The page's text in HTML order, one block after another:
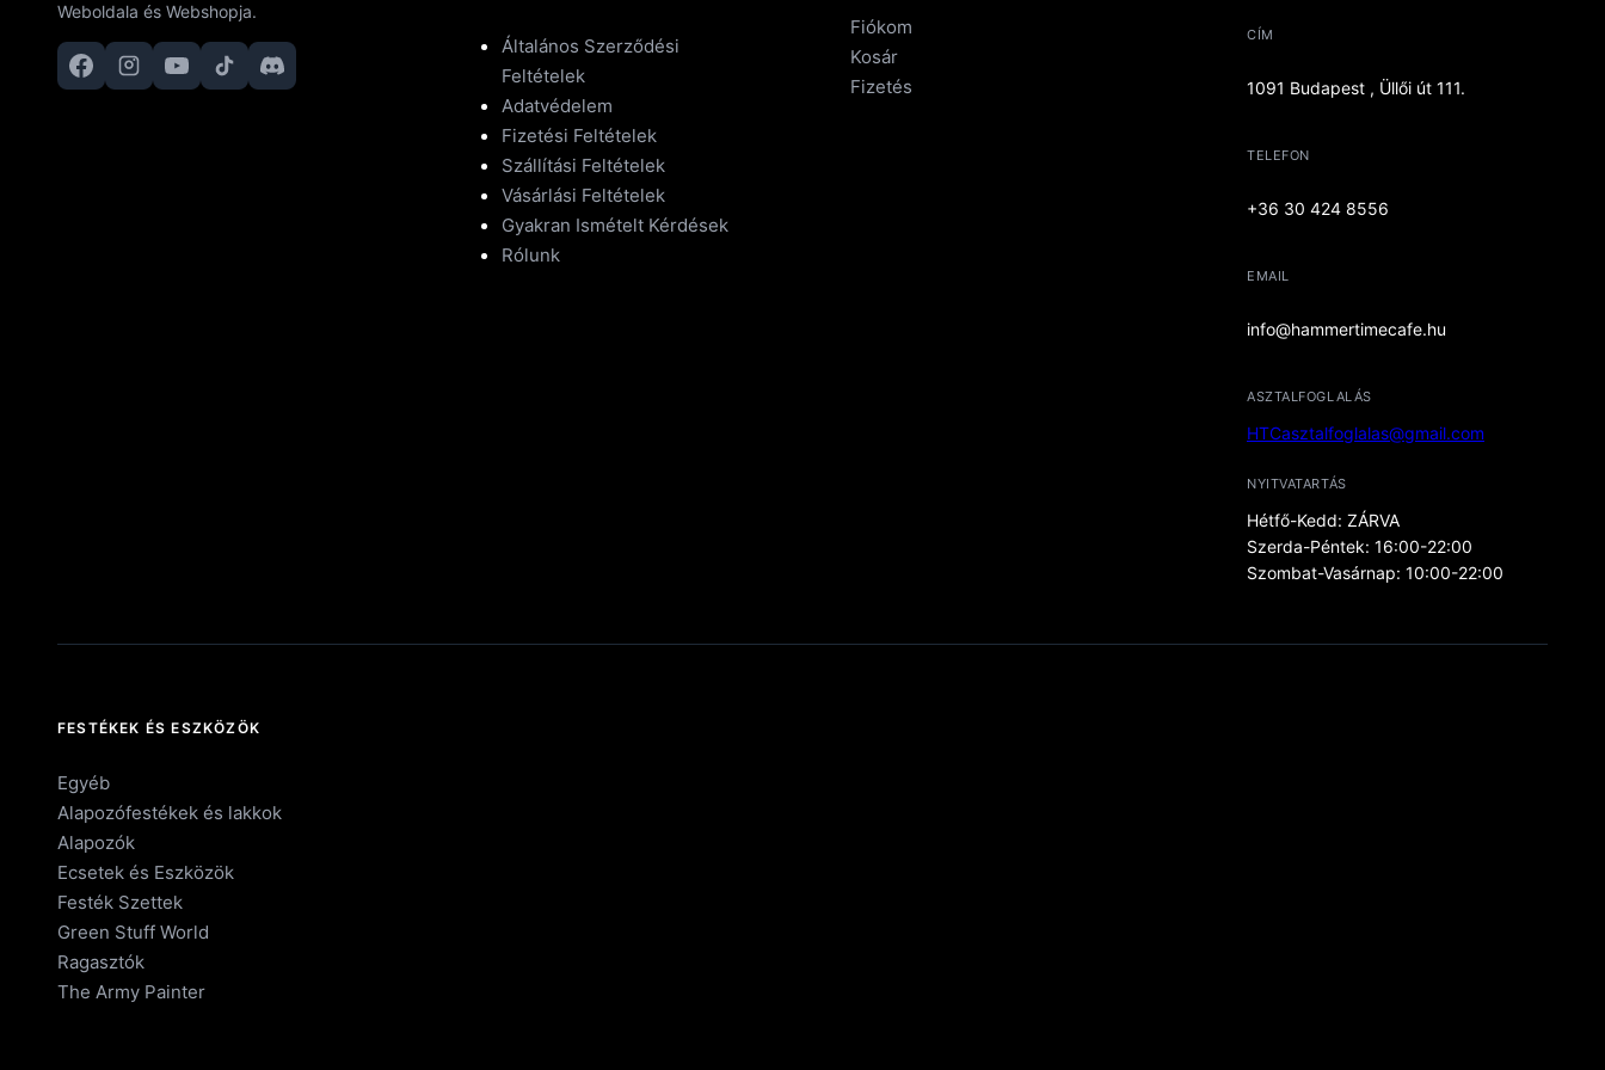
Weboldala és Webshopja.
Általános Szerződési
Feltételek
Adatvédelem
Fizetési Feltételek
Szállítási Feltételek
Vásárlási Feltételek
Gyakran Ismételt Kérdések
Rólunk
Fiókom
Kosár
Fizetés
CÍM
1091 Budapest , Üllői út 111.
TELEFON
+36 30 424 8556
EMAIL
info@hammertimecafe.hu
ASZTALFOGLALÁS
HTCasztalfoglalas@gmail.com
NYITVATARTÁS
Hétfő-Kedd: ZÁRVA
Szerda-Péntek: 16:00-22:00
Szombat-Vasárnap: 10:00-22:00
FESTÉKEK ÉS ESZKÖZÖK
Egyéb
Alapozófestékek és lakkok
Alapozók
Ecsetek és Eszközök
Festék Szettek
Green Stuff World
Ragasztók
The Army Painter